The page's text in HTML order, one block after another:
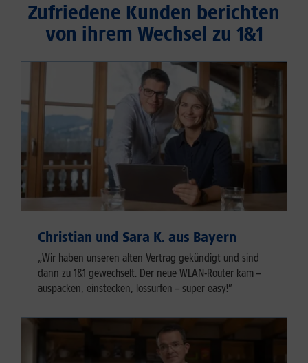
Zufriedene Kunden berichten
von ihrem Wechsel zu 1&1
Christian und Sara K. aus Bayern
„Wir haben unseren alten Vertrag gekündigt und sind
dann zu 1&1 gewechselt. Der neue WLAN-Router kam –
auspacken, einstecken, lossurfen – super easy!”